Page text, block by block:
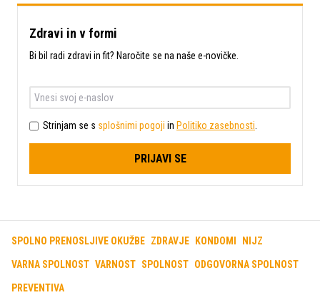
Zdravi in v formi
Bi bil radi zdravi in fit? Naročite se na naše e-novičke.
Strinjam se s splošnimi pogoji in Politiko zasebnosti
PRIJAVI SE
SPOLNO PRENOSLJIVE OKUŽBE ZDRAVJE KONDOMI NIJZ
VARNA SPOLNOST VARNOST SPOLNOST ODGOVORNA SPOLNOST
PREVENTIVA